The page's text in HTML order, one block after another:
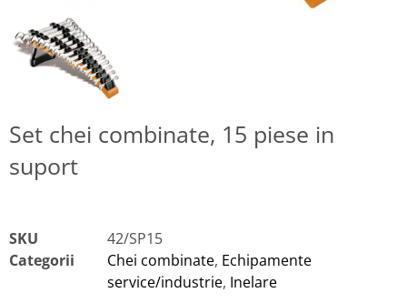
Set chei combinate, 15 piese in
suport
SKU
42/SP15
Categorii
Chei combinate, Echipamente
service/industrie, Inelare